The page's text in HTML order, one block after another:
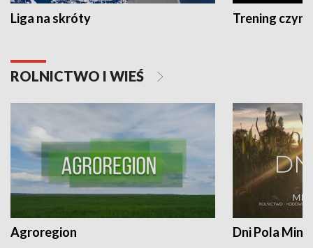
Liga na skróty Trening czyni
ROLNICTWO I WIEŚ
Agroregion Dni Pola